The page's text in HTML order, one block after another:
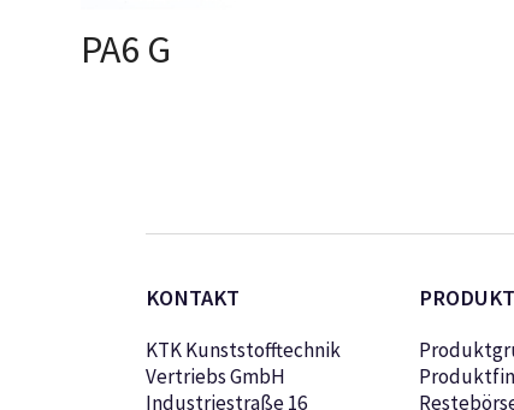
PA6 G
KONTAKT
KTK Kunststofftechnik
Vertriebs GmbH
Industriestraße 16